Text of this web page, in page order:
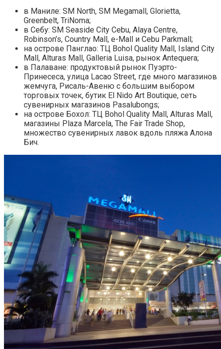
в Маниле: SM North, SM Megamall, Glorietta,
Greenbelt, TriNoma;
в Себу: SM Seaside City Cebu, Alaya Centre,
Robinson’s, Country Mall, e-Mall и Cebu Parkmall;
на острове Панглао: ТЦ Bohol Quality Mall, Island City
Mall, Alturas Mall, Galleria Luisa, рынок Antequera;
в Палаване: продуктовый рынок Пуэрто-
Принесеса, улица Lacao Street, где много магазинов
жемчуга, Рисаль-Авеню с большим выбором
торговых точек, бутик El Nido Art Boutique, сеть
сувенирных магазинов Pasalubongs;
на острове Бохол: ТЦ Bohol Quality Mall, Alturas Mall,
магазины Plaza Marcela, The Fair Trade Shop,
множество сувенирных лавок вдоль пляжа Алона
Бич.